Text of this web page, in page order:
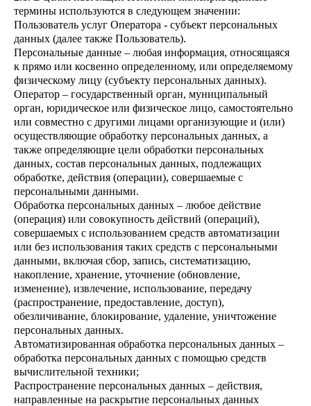
термины используются в следующем значении:
Пользователь услуг Оператора - субъект персональных
данных (далее также Пользователь).
Персональные данные – любая информация, относящаяся
к прямо или косвенно определенному, или определяемому
физическому лицу (субъекту персональных данных).
Оператор – государственный орган, муниципальный
орган, юридическое или физическое лицо, самостоятельно
или совместно с другими лицами организующие и (или)
осуществляющие обработку персональных данных, а
также определяющие цели обработки персональных
данных, состав персональных данных, подлежащих
обработке, действия (операции), совершаемые с
персональными данными.
Обработка персональных данных – любое действие
(операция) или совокупность действий (операций),
совершаемых с использованием средств автоматизации
или без использования таких средств с персональными
данными, включая сбор, запись, систематизацию,
накопление, хранение, уточнение (обновление,
изменение), извлечение, использование, передачу
(распространение, предоставление, доступ),
обезличивание, блокирование, удаление, уничтожение
персональных данных.
Автоматизированная обработка персональных данных –
обработка персональных данных с помощью средств
вычислительной техники;
Распространение персональных данных – действия,
направленные на раскрытие персональных данных